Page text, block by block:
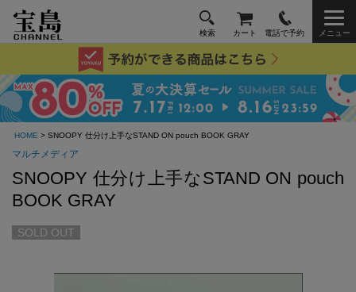
検索 カート 電話で予約 メニュー
HOME > SNOOPY 仕分け上手なSTAND ON pouch BOOK GRAY
マルチメディア
SNOOPY 仕分け上手なSTAND ON pouch
BOOK GRAY
SOLD OUT